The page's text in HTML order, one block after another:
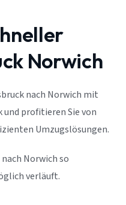
Norwich
nach Norwich mit
und profitieren Sie von
Umzugslösungen.
Norwich so
verläuft.